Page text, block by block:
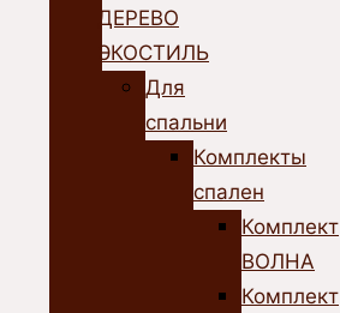
ДЕРЕВО
ЭКОСТИЛЬ
Для
спальни
Комплекты
спален
Комплект
ВОЛНА
Комплект